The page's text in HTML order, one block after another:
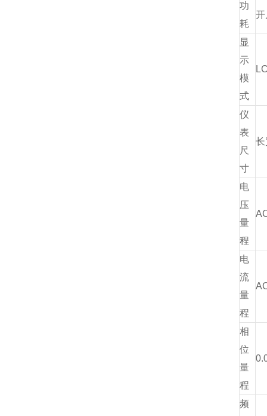
功
耗
开
显
示
模
式
仪
表
尺
寸
长
电
压
量
程
电
流
量
程
相
位
量
程
频